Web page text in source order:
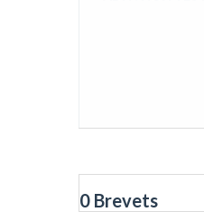
0 Brevets